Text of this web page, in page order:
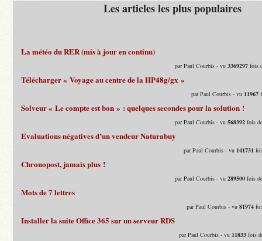
Les articles les plus populaires
La météo du RER (mis à jour en continu)
par Paul Courbis - vu3369297 fois
Télécharger « Voyage au centre de la HP48g/gx »
par Paul Courbis - vu 11967
Solveur « Le compte est bon » : quelques secondes pour la solution !
par Paul Courbis - vu568392 fois
Evaluations négatives d’un vendeur Naturabuy
par Paul Courbis - vu 141731
Chronopost, jamais plus !
par Paul Courbis - vu289500 fois
Mots de 7 lettres
par Paul Courbis - vu81974
Installer la suite Office 365 sur un serveur RDS
par Paul Courbis - vu 11833 fois